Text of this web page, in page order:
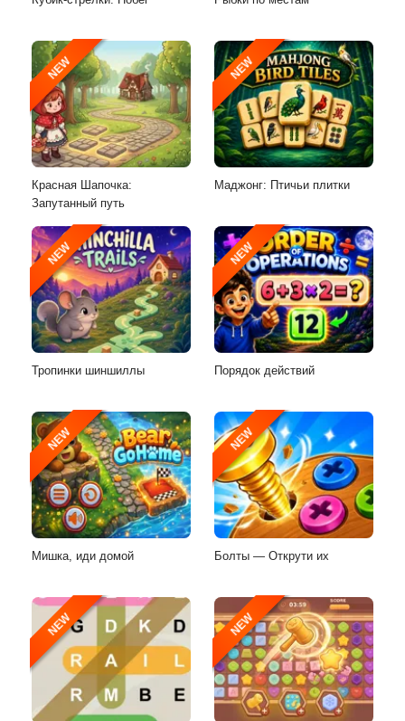
NEW
Красная Шапочка:
Запутанный путь
NEW
Маджонг: Птичьи плитки
NEW
Тропинки шиншиллы
NEW
Порядок действий
NEW
Мишка, иди домой
NEW
Болты — Открути их
NEW NEW